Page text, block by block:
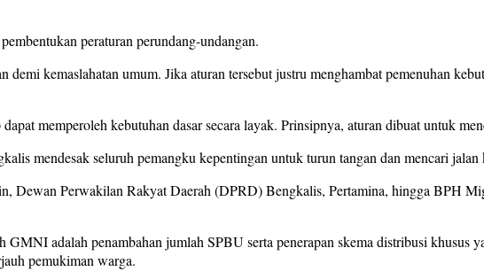
peraturan perundang-undangan.
kemaslahatan umum. Jika aturan tersebut justru menghambat pemenuhan
memperoleh kebutuhan dasar secara layak. Prinsipnya, aturan dibuat untuk
mendesak seluruh pemangku kepentingan untuk turun tangan dan mencari jalan
Dewan Perwakilan Rakyat Daerah (DPRD) Bengkalis, Pertamina, hingga BPH
GMNI adalah penambahan jumlah SPBU serta penerapan skema distribusi khusus
pemukiman warga.